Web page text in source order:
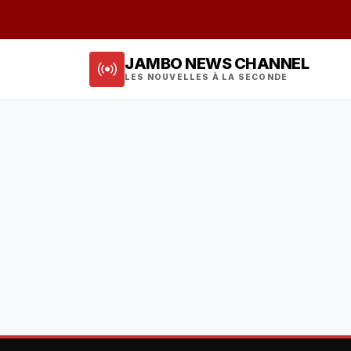
JAMBO NEWS CHANNEL
LES NOUVELLES À LA SECONDE